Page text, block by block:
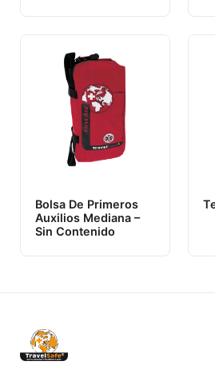
Bolsa De Primeros
Auxilios Mediana –
Sin Contenido